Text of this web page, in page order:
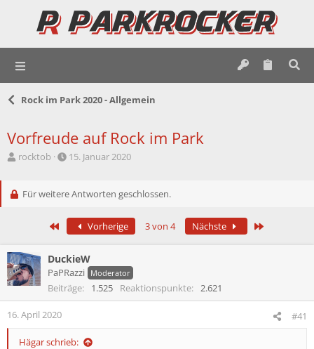
Rock im Park 2020 - Allgemein
Vorfreude auf Rock im Park
E
t
r
rocktob
E
t
l
l
a
m
15. Januar 2020
Für weitere Antworten geschlossen.
Erste Vorherige 3 von 4 Nächste
DuckieW
PaPRazzi Moderator
Beiträge 1.525 Reaktionspunkte 2.621
16. April 2020 #41
Hägar schrieb: